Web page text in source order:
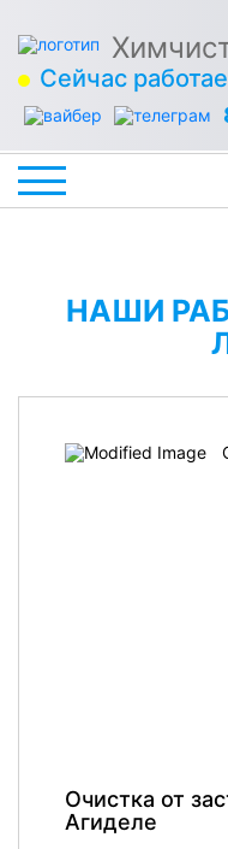
Сейчас
НАШИ
Очистка от
Агиделе